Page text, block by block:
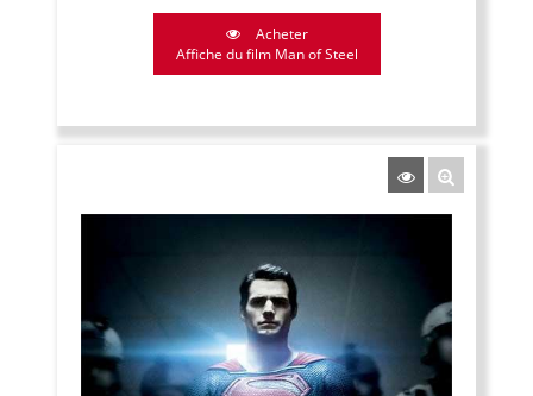
Acheter
Affiche du film Man of Steel